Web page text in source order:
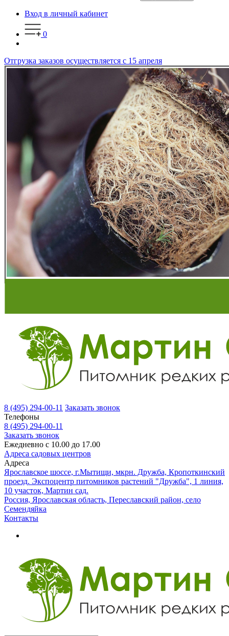
Вход в личный кабинет
0
Отгрузка заказов осуществляется с 15 апреля
8 (495) 294-00-11 Заказать звонок
Телефоны
8 (495) 294-00-11
Заказать звонок
Ежедневно с 10.00 до 17.00
Адреса садовых центров
Адреса
Ярославское шоссе, г.Мытищи, мкрн. Дружба, Кропоткинский
проезд. Экспоцентр питомников растений "Дружба", 1 линия,
10 участок, Мартин сад.
Россия, Ярославская область, Переславский район, село
Семендяйка
Контакты